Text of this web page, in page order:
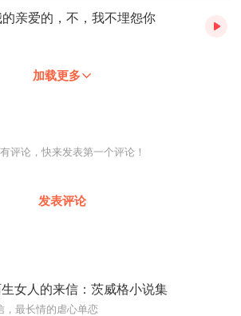
亲爱的，不，我不埋怨你
加载更多
评论，快来发表第一个评论！
发表评论
女人的来信：茨威格小说集
，最长情的虐心单恋